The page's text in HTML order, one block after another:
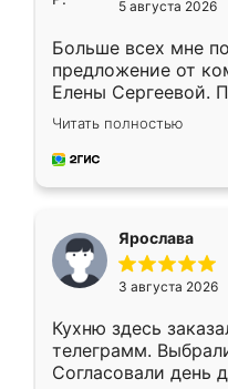
5 августа 2026
Больше всех мне
предложение от
Елены Сергеевой.
короткие сроки
для замера
предложил по
Читать полностью
Ярослава
3 августа 2026
Кухню здесь
телеграмм.
Согласовали день